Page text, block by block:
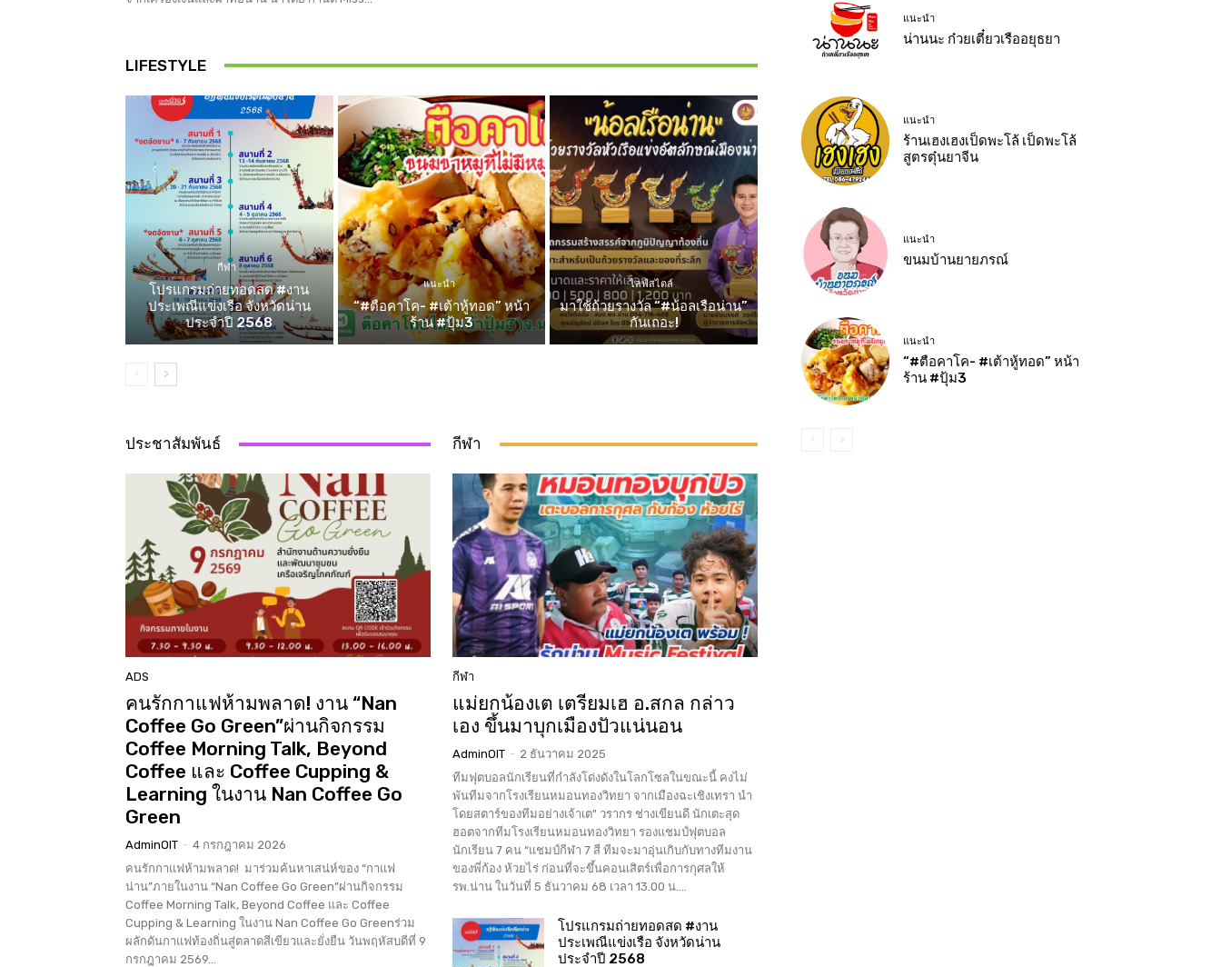
LIFESTYLE
กีฬา
โปรแกรมถ่ายทอดสด #งาน
ประเพณีแข่งเรือ จังหวัดน่าน
ประจำปี 2568
แนะนำ
“#ตือคาโค- #เต้าหู้ทอด” หน้า
ร้าน #ปุ้ม3
ไลฟ์สไตล์
มาใช้ถ้วยรางวัล “#น้อลเรือน่าน”
กันเถอะ!
ประชาสัมพันธ์
ADS
คนรักกาแฟห้ามพลาด! งาน “Nan
Coffee Go Green”ผ่านกิจกรรม
Coffee Morning Talk, Beyond
Coffee และ Coffee Cupping &
Learning ในงาน Nan Coffee Go
Green
AdminOIT - 4 กรกฎาคม 2026
คนรักกาแฟห้ามพลาด! มาร่วมค้นหาเสน่ห์ของ “กาแฟ
น่าน”ภายในงาน “Nan Coffee Go Green”ผ่านกิจกรรม
Coffee Morning Talk, Beyond Coffee และ Coffee
Cupping & Learning ในงาน Nan Coffee Go Greenร่วม
ผลักดันกาแฟท้องถิ่นสู่ตลาดสีเขียวและยั่งยืน วันพฤหัสบดีที่ 9
กรกฎาคม 2569...
กีฬา
กีฬา
แม่ยกน้องเต เตรียมเฮ อ.สกล กล่าว
เอง ขึ้นมาบุกเมืองปัวแน่นอน
AdminOIT - 2 ธันวาคม 2025
ทีมฟุตบอลนักเรียนที่กำลังโด่งดังในโลกโซลในขณะนี้ คงไม่
พันทีมจากโรงเรียนหมอนทองวิทยา จากเมืองฉะเชิงเทรา นำ
โดยสตาร์ของทีมอย่างเจ้าเต" วรากร ช่างเขียนดี นักเตะสุด
ฮอตจากทีมโรงเรียนหมอนทองวิทยา รองแชมป์ฟุตบอล
นักเรียน 7 คน “แชมป์กีฬา 7 สี ทีมจะมาอุ่นเกิบกับทางทีมงาน
ของพี่ก้อง ห้วยไร่ ก่อนที่จะขึ้นคอนเสิตร์เพื่อการกุศลให้
รพ.น่าน ในวันที่ 5 ธันวาคม 68 เวลา 13.00 น....
โปรแกรมถ่ายทอดสด #งาน
ประเพณีแข่งเรือ จังหวัดน่าน
ประจำปี 2568
แนะนำ
น่านนะ ก๋วยเตี๋ยวเรืออยุธยา
แนะนำ
ร้านเฮงเฮงเป็ดพะโล้ เป็ดพะโล้
สูตรตุ๋นยาจีน
แนะนำ
ขนมบ้านยายภรณ์
แนะนำ
“#ตือคาโค- #เต้าหู้ทอด” หน้า
ร้าน #ปุ้ม3